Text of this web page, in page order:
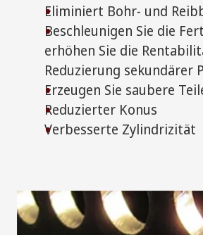
Eliminiert Bohr- und
Beschleunigen Sie die
erhöhen Sie die
Reduzierung sekundärer
Erzeugen Sie saubere
Reduzierter Konus
Verbesserte Zylindrizität